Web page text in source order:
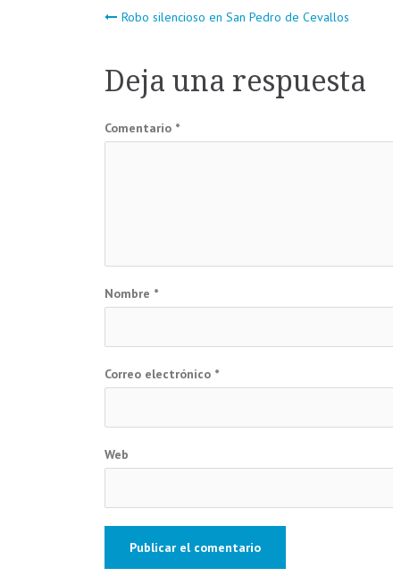
Navegación
de
entradas
Robo silencioso en San Pedro de Cevallos
Deja una respuesta
Comentario *
Nombre *
Correo electrónico *
Web